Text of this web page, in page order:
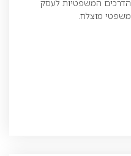
הדרכים המשפטיות לעסק
משפטי מוצלח.